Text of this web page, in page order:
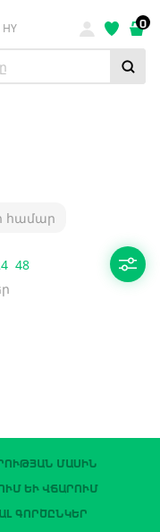
HY 0
համար
48
ՄԱՍԻՆ
ԵՒ ՎՃԱՐՈՒՄ
ԳՈՐԾԸՆԿԵՐ